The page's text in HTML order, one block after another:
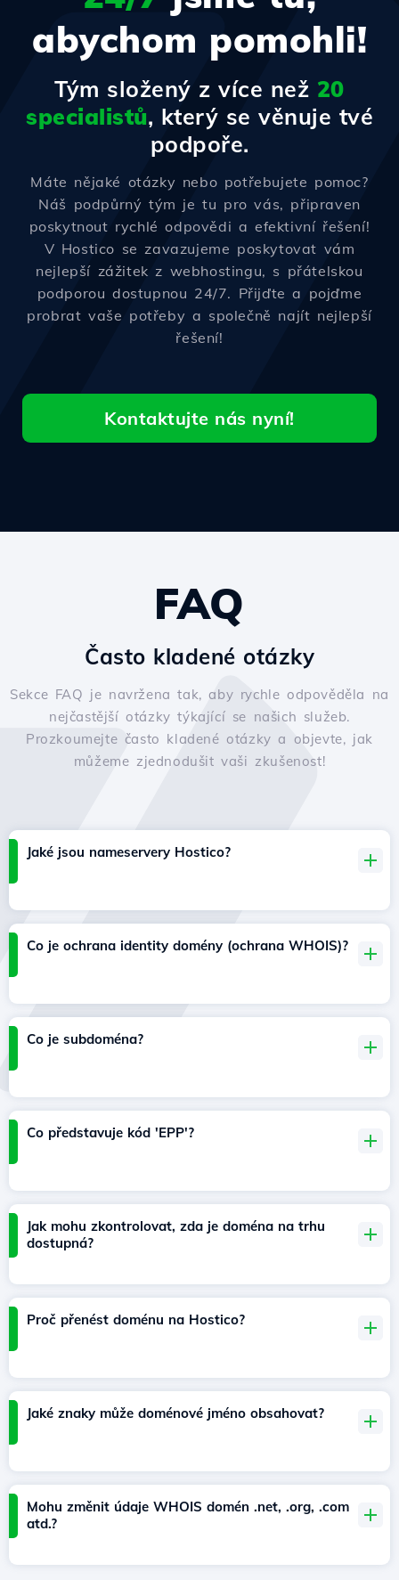
abychom pomohli!
Tým složený z více než 20
specialistů, který se věnuje tvé
podpoře.
Máte nějaké otázky nebo potřebujete pomoc?
Náš podpůrný tým je tu pro vás, připraven
poskytnout rychlé odpovědi a efektivní řešení!
V Hostico se zavazujeme poskytovat vám
nejlepší zážitek z webhostingu, s přátelskou
podporou dostupnou 24/7. Přijďte a pojďme
probrat vaše potřeby a společně najít nejlepší
řešení!
Kontaktujte nás nyní!
FAQ
Často kladené otázky
Sekce FAQ je navržena tak, aby rychle odpověděla na
nejčastější otázky týkající se našich služeb.
Prozkoumejte často kladené otázky a objevte, jak
můžeme zjednodušit vaši zkušenost!
Jaké jsou nameservery Hostico?
Co je ochrana identity domény (ochrana WHOIS)?
Co je subdoména?
Co představuje kód 'EPP'?
Jak mohu zkontrolovat, zda je doména na trhu
dostupná?
Proč přenést doménu na Hostico?
Jaké znaky může doménové jméno obsahovat?
Mohu změnit údaje WHOIS domén .net, .org, .com
atd.?